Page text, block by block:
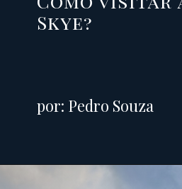
Skye?
por: Pedro Souza